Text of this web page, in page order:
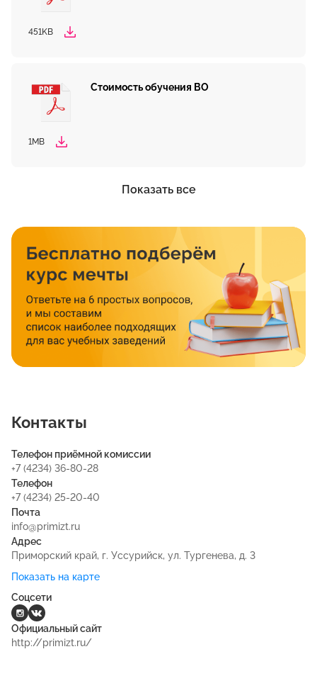
451KB
Стоимость обучения ВО
1MB
Показать все
Контакты
Телефон приёмной комиссии
+7 (4234) 36-80-28
Телефон
+7 (4234) 25-20-40
Почта
info@primizt.ru
Адрес
Приморский край, г. Уссурийск, ул. Тургенева, д. 3
Показать на карте
Соцсети
Официальный сайт
http://primizt.ru/